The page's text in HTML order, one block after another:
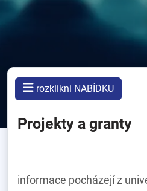
rozklikni NABÍDKU
Projekty a granty
informace pocházejí z